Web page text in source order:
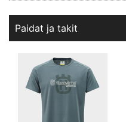
Paidat ja takit